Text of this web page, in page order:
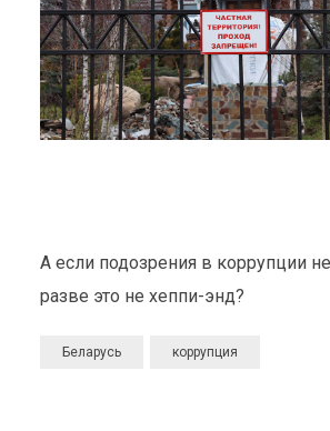
А если подозрения в коррупции
разве это не хеппи-энд?
Беларусь коррупция